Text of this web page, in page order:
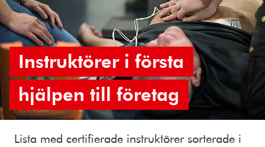
Instruktörer i första
hjälpen till företag
Lista med certifierade instruktörer sorterade i